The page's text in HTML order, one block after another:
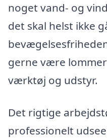
noget vand- og
det skal helst ikke
gerne være
værktøj og udstyr.
Det rigtige
professionelt